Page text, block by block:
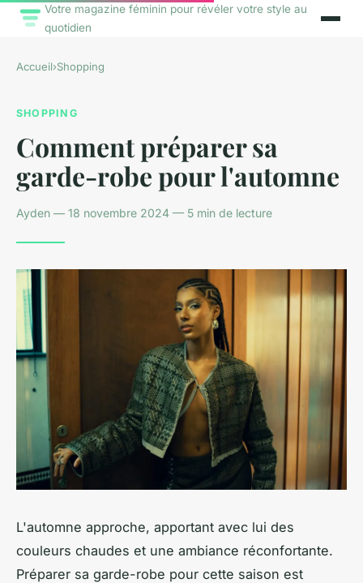
Votre magazine féminin pour révéler votre style au
quotidien
Accueil›Shopping
SHOPPING
Comment préparer sa
garde-robe pour l'automne
Ayden — 18 novembre 2024 — 5 min de lecture
L'automne approche, apportant avec lui des
couleurs chaudes et une ambiance réconfortante.
Préparer sa garde-robe pour cette saison est